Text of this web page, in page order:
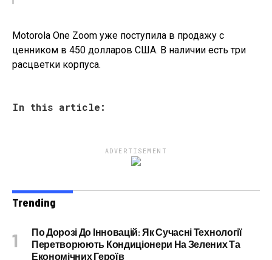
Motorola One Zoom уже поступила в продажу с
ценником в 450 долларов США. В наличии есть три
расцветки корпуса.
In this article:
ADVERTISEMENT
Trending
По Дорозі До Інновацій: Як Сучасні Технології
Перетворюють Кондиціонери На Зелених Та
Економічних Героїв